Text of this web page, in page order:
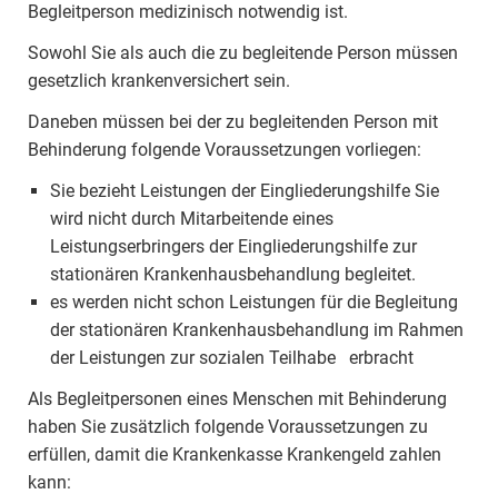
Begleitperson medizinisch notwendig ist.
Sowohl Sie als auch die zu begleitende Person müssen
gesetzlich krankenversichert sein.
Daneben müssen bei der zu begleitenden Person mit
Behinderung folgende Voraussetzungen vorliegen:
Sie bezieht Leistungen der Eingliederungshilfe Sie
wird nicht durch Mitarbeitende eines
Leistungserbringers der Eingliederungshilfe zur
stationären Krankenhausbehandlung begleitet.
es werden nicht schon Leistungen für die Begleitung
der stationären Krankenhausbehandlung im Rahmen
der Leistungen zur sozialen Teilhabe erbracht
Als Begleitpersonen eines Menschen mit Behinderung
haben Sie zusätzlich folgende Voraussetzungen zu
erfüllen, damit die Krankenkasse Krankengeld zahlen
kann: